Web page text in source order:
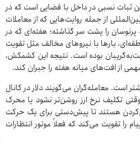
این ثبات نسبی در داخل با فضایی است که در
از جمله روایت‌هایی که از معاملات
را پشت سر گذاشته؛ هفته‌ای که در
بارها با نیروهای مخالف مثل تقویت
بوده است. نتیجه این کشمکش،
از افت‌های میانه هفته را جبران کند.
است. معامله‌گران می‌گویند دلار در کانال
وقتی تکلیف نرخ ارز روشن‌تر نشود یا محرک
هستند تا پیش‌دستی برای یک حرکت
را تقویت می‌کند که فعلاً موتور انتظارات